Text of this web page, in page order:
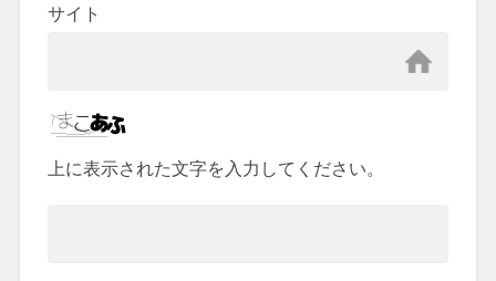
サイト
上に表示された文字を入力してください。